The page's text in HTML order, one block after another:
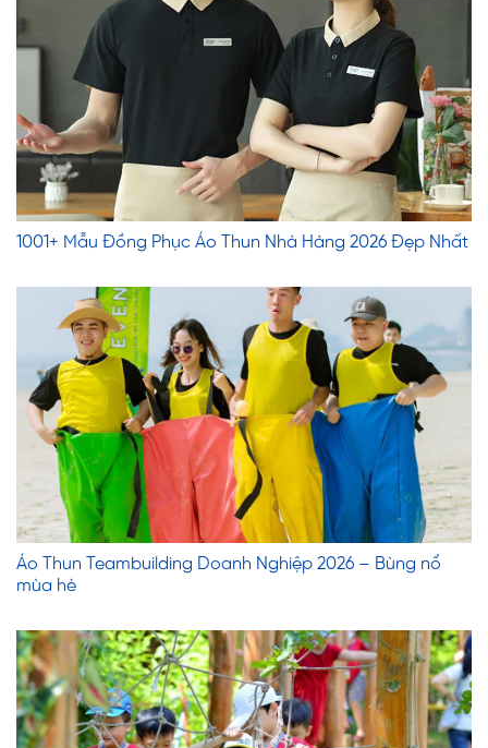
1001+ Mẫu Đồng Phục Áo Thun Nhà Hàng 2026 Đẹp Nhất
Áo Thun Teambuilding Doanh Nghiệp 2026 – Bùng nổ
mùa hè